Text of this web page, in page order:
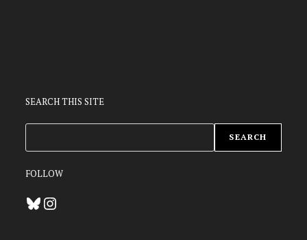
SEARCH THIS SITE
SEARCH
FOLLOW
BlueskyInstagram